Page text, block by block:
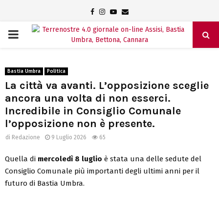
Facebook
Instagram
Youtube
Email
PRIMARY
Bastia Umbra Politica
La città va avanti. L’opposizione sceglie
ancora una volta di non esserci.
Incredibile in Consiglio Comunale
l’opposizione non è presente.
di Redazione 9 Luglio 2026 65
Quella di mercoledì 8 luglio è stata una delle sedute del
Consiglio Comunale più importanti degli ultimi anni per il
futuro di Bastia Umbra.